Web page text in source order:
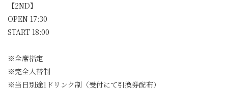
【2ND】
OPEN 17:30
START 18:00
※全席指定
※完全入替制
※当日別途1ドリンク制（受付にて引換券配布）